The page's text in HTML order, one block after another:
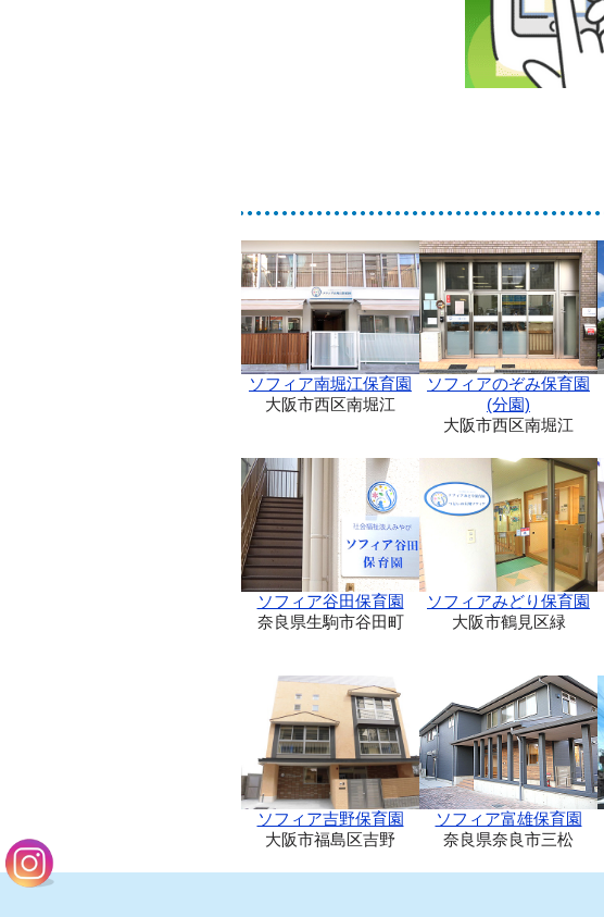
ソフィア南堀江保育園
大阪市西区南堀江
ソフィアのぞみ保育園
(分園)
大阪市西区南堀江
ソフィア谷田保育園
奈良県生駒市谷田町
ソフィアみどり保育園
大阪市鶴見区緑
ソフィア吉野保育園
大阪市福島区吉野
ソフィア富雄保育園
奈良県奈良市三松